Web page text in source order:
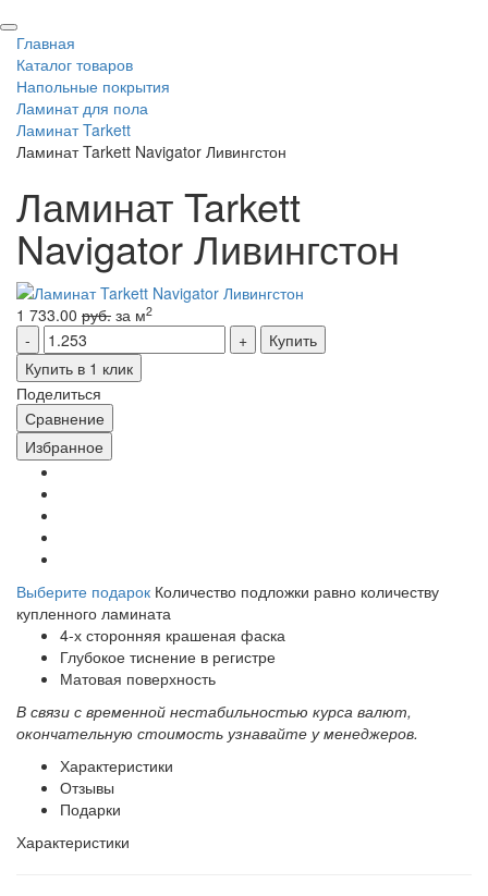
Главная
Каталог товаров
Напольные покрытия
Ламинат для пола
Ламинат Tarkett
Ламинат Tarkett Navigator Ливингстон
Ламинат Tarkett
Navigator Ливингстон
1 733.00 руб. за м2
Купить
Купить в 1 клик
Поделиться
Сравнение
Избранное
Выберите подарок Количество подложки равно количеству
купленного ламината
4-х сторонняя крашеная фаска
Глубокое тиснение в регистре
Матовая поверхность
В связи с временной нестабильностью курса валют,
окончательную стоимость узнавайте у менеджеров.
Характеристики
Отзывы
Подарки
Характеристики